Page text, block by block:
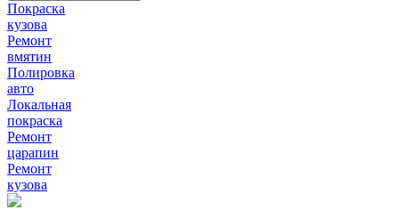
Покраска
кузова
Ремонт
вмятин
Полировка
авто
Локальная
покраска
Ремонт
царапин
Ремонт
кузова